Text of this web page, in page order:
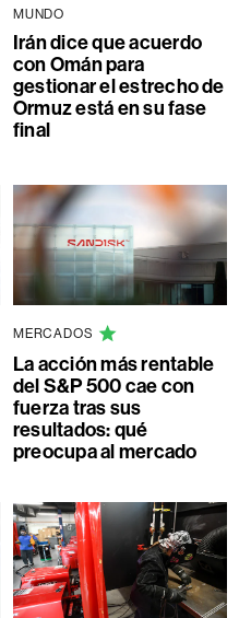
MUNDO
Irán dice que acuerdo
con Omán para
gestionar el estrecho de
Ormuz está en su fase
final
MERCADOS
La acción más rentable
del S&P 500 cae con
fuerza tras sus
resultados: qué
preocupa al mercado